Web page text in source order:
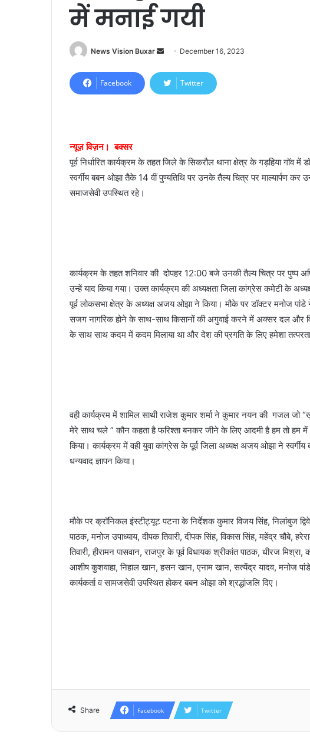
में मनाई गयी
News Vision Buxar
n
d
a
i
December 16, 2023
Facebook Twitter
न्यूज़ विज़न। बक्सर
पूर्व निर्धारित कार्यक्रम के तहत जिले के सिकरौल थाना क्षेत्र के गड़हिया
स्वर्गीय बबन ओझा तैके 14 वीं पुण्यतिथि पर उनके तैल्य चित्र पर माल्यार्पण कर
समाजसेवी उपस्थित रहे।
कार्यक्रम के तहत शनिवार की दोपहर 12:00 बजे उनकी तैल्य चित्र पर पुष्प
उन्हें याद किया गया। उक्त कार्यक्रम की अध्यक्षता जिला कांग्रेस कमेटी के
पूर्व लोकसभा क्षेत्र के अध्यक्ष अजय ओझा ने किया। मौके पर डॉक्टर मनोज
सजग नागरिक होने के साथ-साथ किसानों की अगुवाई करने में अक्सर दल और
के साथ साथ कदम में कदम मिलाया था और देश की प्रगति के लिए हमेशा
वही कार्यक्रम में शामिल साथी राजेश कुमार शर्मा ने कुमार नयन की गजल
मेरे साथ चले ” कौन कहता है फरिश्ता बनकर जीने के लिए आदमी है हम तो हम
किया। कार्यक्रम में वही युवा कांग्रेस के पूर्व जिला अध्यक्ष अजय ओझा ने
धन्यवाद ज्ञापन किया।
मौके पर क्रॉनिकल इंस्टीट्यूट पटना के निर्देशक कुमार विजय सिंह, निलांबुज
पाठक, मनोज उपाध्याय, दीपक तिवारी, दीपक सिंह, विकास सिंह, महेंद्र चौबे,
तिवारी, हीरामन पासवान, राजपुर के पूर्व विधायक श्रीकांत पाठक, धीरज
आशीष कुशवाहा, निहाल खान, हसन खान, एनाम खान, सत्येंद्र यादव, मनोज
कार्यकर्ता व सामजसेवी उपस्थित होकर बबन ओझा को श्रद्धांजलि दिए।
Share Facebook Twitter